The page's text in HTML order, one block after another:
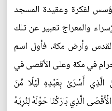
لفكرة وعقيدة المسجد
والمعراج تعبير عن تلك
القدس وأرض مكة، فأول اسم
في مكة وعلى الأقصى في
أَسْرَىٰ بِعَبْدِهِ لَيْلًا مِّنَ
الَّذِي بَارَكْنَا حَوْلَهُ لِنُرِيَهُ